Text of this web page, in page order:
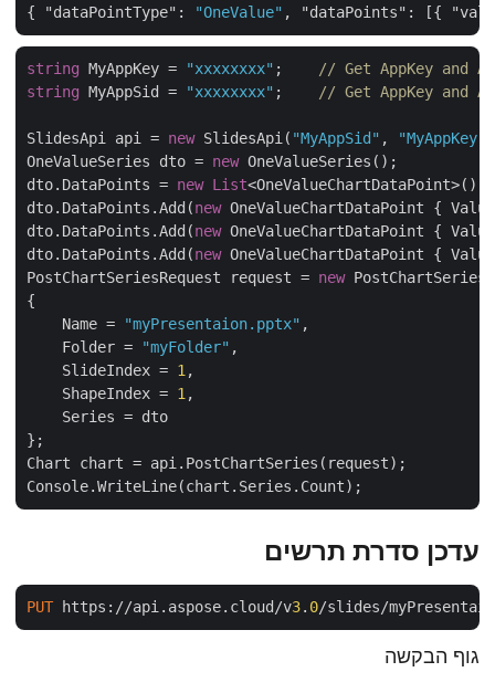
{ "dataPointType" : "OneValue" , "dataPoints" : [{
string MyAppKey = "xxxxxxxx" ; // Get AppKey and
string MyAppSid = "xxxxxxxx" ; // Get AppKey and
SlidesApi api = new SlidesApi("MyAppSid" ,
OneValueSeries dto = new OneValueSeries();
dto.DataPoints = new List
dto.DataPoints.Add(new OneValueChartDataPoint {
dto.DataPoints.Add(new OneValueChartDataPoint {
dto.DataPoints.Add(new OneValueChartDataPoint {
PostChartSeriesRequest request = new
    Name =
"myPresentaion.pptx"
    Folder =
"myFolder"
    SlideIndex =
1
    ShapeIndex =
1
    Series = dto
};
Chart chart = api.PostChartSeries(request);
עדכן סדרת תרשים
PUT https://api.aspose.cloud/v3.0/slides/
גוף הבקשה